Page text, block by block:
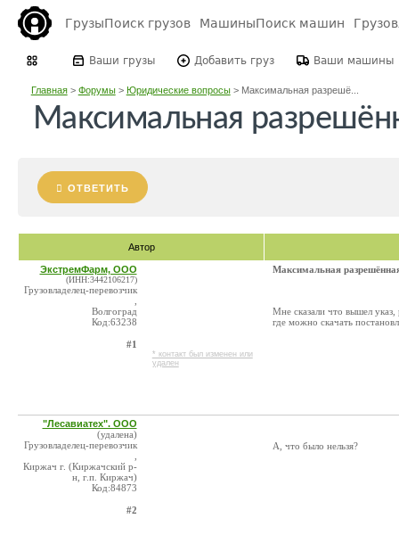
ГрузыПоиск грузов МашиныПоиск машин
Ваши грузы Добавить груз Ваши машины
Главная> Форумы> Юридические вопросы> Максимальная разрешё...
Максимальная
ОТВЕТИТЬ
Автор
ЭкстремФарм, ООО
(ИНН:3442106217)
Грузовладелец-перевозчик
Волгоград
Код:63238
#1
* контакт был изменен или
удален
Максимальная
Мне сказали что вышел
где можно скачать
"Лесавиатех". ООО
(удалена)
Грузовладелец-перевозчик
Киржач г. (Киржачский р-
н, г.п. Киржач)
Код:84873
#2
А, что было нельзя?